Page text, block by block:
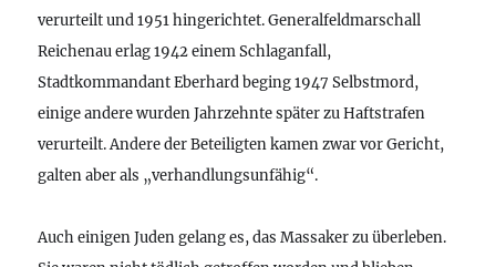
verurteilt und 1951 hingerichtet. Generalfeldmarschall
Reichenau erlag 1942 einem Schlaganfall,
Stadtkommandant Eberhard beging 1947 Selbstmord,
einige andere wurden Jahrzehnte später zu Haftstrafen
verurteilt. Andere der Beteiligten kamen zwar vor Gericht,
galten aber als „verhandlungsunfähig“.
Auch einigen Juden gelang es, das Massaker zu überleben.